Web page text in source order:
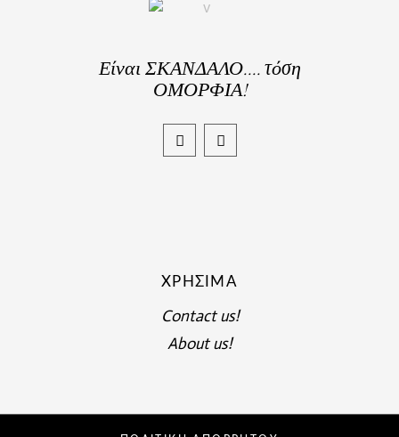
Είναι ΣΚΑΝΔΑΛΟ.... τόση
ΟΜΟΡΦΙΑ!
ΧΡΉΣΙΜΑ
Contact us!
About us!